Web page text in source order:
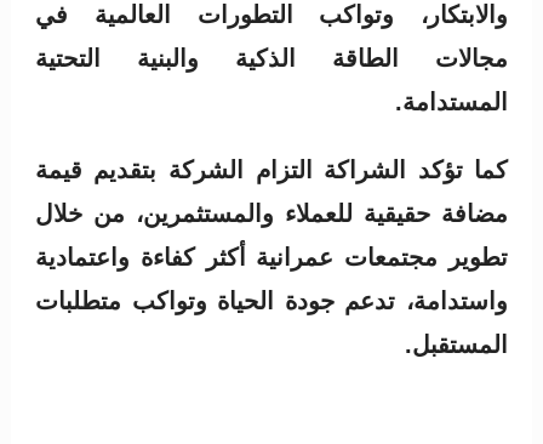
والابتكار، وتواكب التطورات العالمية في
مجالات الطاقة الذكية والبنية التحتية
المستدامة.
كما تؤكد الشراكة التزام الشركة بتقديم قيمة
مضافة حقيقية للعملاء والمستثمرين، من خلال
تطوير مجتمعات عمرانية أكثر كفاءة واعتمادية
واستدامة، تدعم جودة الحياة وتواكب متطلبات
المستقبل.